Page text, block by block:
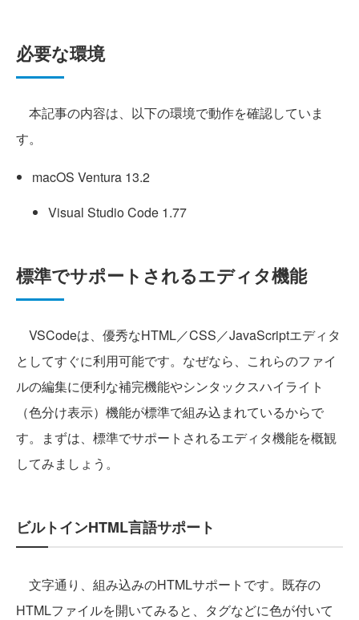
必要な環境
本記事の内容は、以下の環境で動作を確認していま
す。
macOS Ventura 13.2
Visual Studio Code 1.77
標準でサポートされるエディタ機能
VSCodeは、優秀なHTML／CSS／JavaScriptエディタ
としてすぐに利用可能です。なぜなら、これらのファイ
ルの編集に便利な補完機能やシンタックスハイライト
（色分け表示）機能が標準で組み込まれているからで
す。まずは、標準でサポートされるエディタ機能を概観
してみましょう。
ビルトインHTML言語サポート
文字通り、組み込みのHTMLサポートです。既存の
HTMLファイルを開いてみると、タグなどに色が付いて